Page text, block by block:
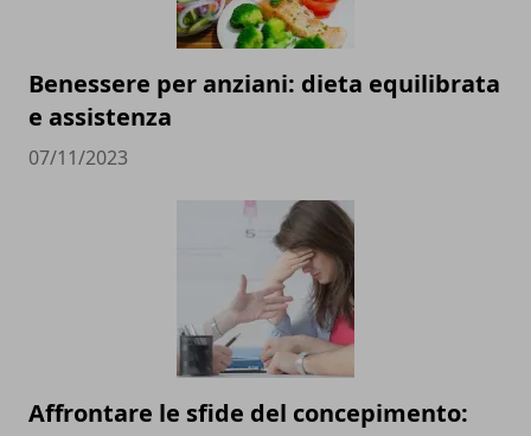
Benessere per anziani: dieta equilibrata
e assistenza
07/11/2023
Affrontare le sfide del concepimento: